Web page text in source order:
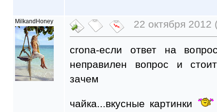
MilkandHoney 22 октября 2012
crona-если ответ на
неправилен вопрос и
зачем
чайка...вкусные картинки